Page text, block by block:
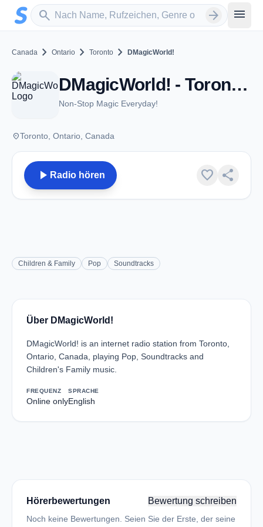
Zum Hauptinhalt springen
search
Sender suchen arrow_forward menu
Canada chevron_right Ontario chevron_right Toronto chevron_right DMagicWorld!
DMagicWorld! - Toronto, ON
Non-Stop Magic Everyday!
placeToronto, Ontario, Canada
play_arrow Radio hören favorite share
Children & Family Pop Soundtracks
Über DMagicWorld!
DMagicWorld! is an internet radio station from Toronto,
Ontario, Canada, playing Pop, Soundtracks and
Children's Family music.
FREQUENZ
Online only
SPRACHE
English
Hörerbewertungen Bewertung schreiben
Noch keine Bewertungen. Seien Sie der Erste, der seine